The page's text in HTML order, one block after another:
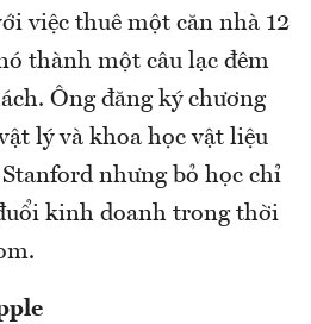
việc thuê một căn nhà 12
thành một câu lạc đêm
Ông đăng ký chương
lý và khoa học vật liệu
nhưng bỏ học chỉ
kinh doanh trong thời